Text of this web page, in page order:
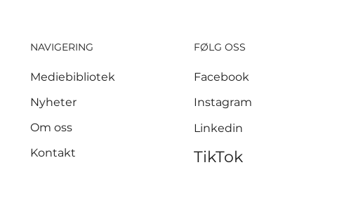
3,7 millioner kroner
brannen i Krokstadelva
NAVIGERING
Mediebibliotek
Nyheter
Om oss
Kontakt
FØLG OSS
Facebook
Instagram
Linkedin
TikTok